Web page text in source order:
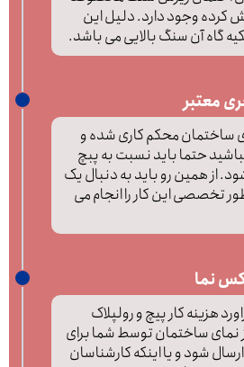
کرده وجود دارد. دلیل این
گاه آن سنگ بالایی می باشد.
معتبر
ساختمان محکم کاری شده و
حتما باید نسبت به پبچ
از همین رو باید به دنبال یک
تخصصی این کار را انجام می
نما
هزینه کار پیچ و رولپلاک
نمای ساختمان توسط شما برای
شود و یا اینکه کارشناسان